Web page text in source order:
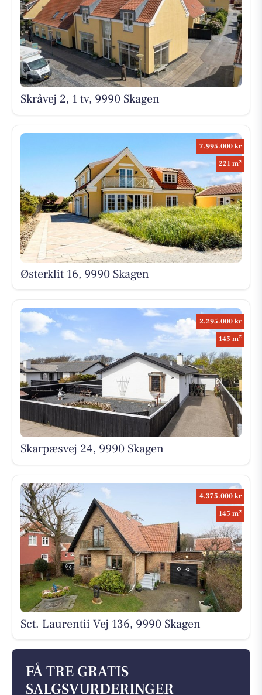
Skråvej 2, 1 tv, 9990 Skagen
7.995.000 kr
221 m2
Østerklit 16, 9990 Skagen
2.295.000 kr
145 m2
Skarpæsvej 24, 9990 Skagen
4.375.000 kr
145 m2
Sct. Laurentii Vej 136, 9990 Skagen
FÅ TRE GRATIS
SALGSVURDERINGER